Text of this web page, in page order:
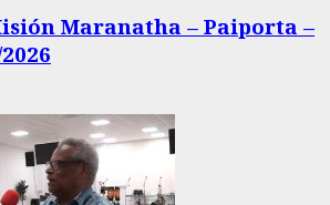
Maranatha – Paiporta –